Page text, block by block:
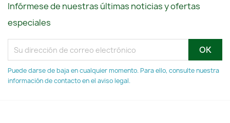
Infórmese de nuestras últimas noticias y ofertas
especiales
Puede darse de baja en cualquier momento. Para ello, consulte nuestra
información de contacto en el aviso legal.